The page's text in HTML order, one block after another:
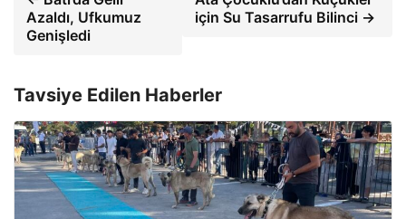
Azaldı, Ufkumuz
Genişledi
için Su Tasarrufu Bilinci →
Tavsiye Edilen Haberler